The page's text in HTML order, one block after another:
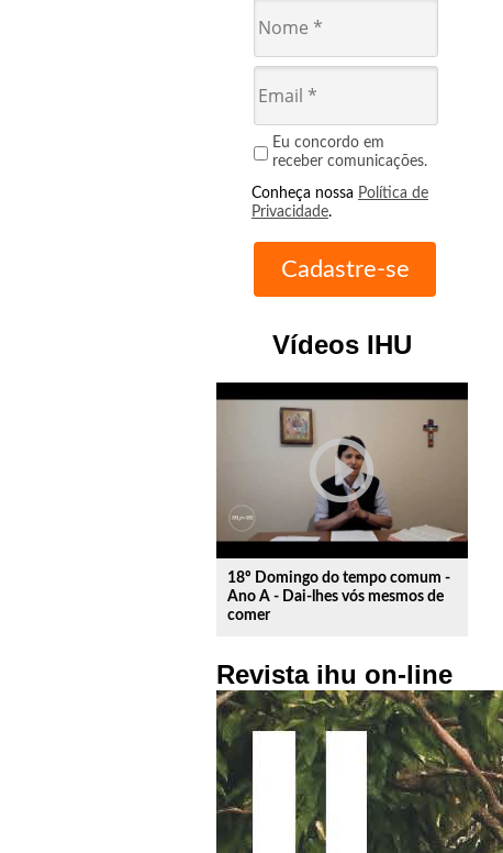
Eu concordo em
receber comunicações.
Conheça nossa Política de
Privacidade.
Vídeos IHU
play_circle_outline
18º Domingo do tempo comum -
Ano A - Dai-lhes vós mesmos de
comer
Revista ihu on-line